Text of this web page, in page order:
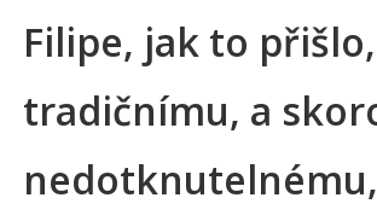
Filipe, jak to
tradičnímu, a